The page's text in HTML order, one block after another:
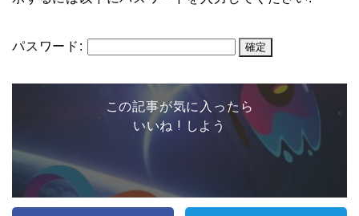
パスワード:
この記事が気に入ったら
いいね ! しよう